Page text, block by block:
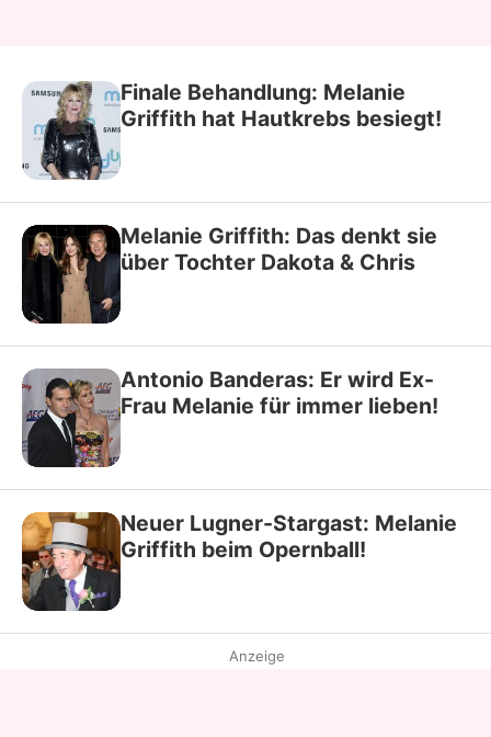
Finale Behandlung: Melanie
Griffith hat Hautkrebs besiegt!
Melanie Griffith: Das denkt sie
über Tochter Dakota & Chris
Antonio Banderas: Er wird Ex-
Frau Melanie für immer lieben!
Neuer Lugner-Stargast: Melanie
Griffith beim Opernball!
Anzeige